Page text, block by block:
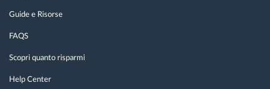
Guide e Risorse
FAQS
Scopri quanto risparmi
Help Center